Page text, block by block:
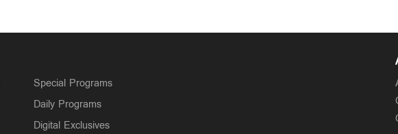
Special Programs
Daily Programs
Digital Exclusives